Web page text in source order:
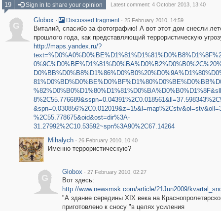
19
Sign in to share your opinion Latest comment: 4 October 2013, 13:40
G
Globox · Discussed fragment · 25 February 2010, 14:59
Виталий, спасибо за фотографию! А вот этот дом снесли
прошлого года, как представляющий террористическую
http://maps.yandex.ru/?
%2C55.778675&oid&ost=dir%3A-
31.27992%2C10.53592~spn%3A90%2C67.14264
Mihalych · 26 February 2010, 10:40
Именно террористическую?
G
Globox · 27 February 2010, 02:27
Вот здесь:
http://www.newsmsk.com/article/21Jun2009/
"А здание середины XIX века на
приготовлено к сносу "в целях усиления